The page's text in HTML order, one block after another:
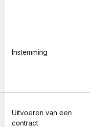
Instemming
Uitvoeren van een
contract